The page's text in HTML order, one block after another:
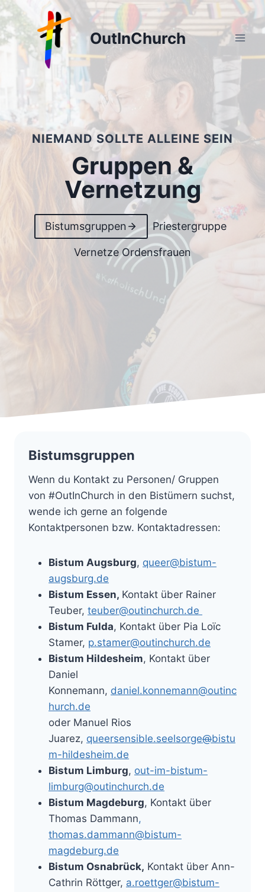
Zum
Inhalt
springen
OutInChurch
NIEMAND SOLLTE ALLEINE SEIN
Gruppen &
Vernetzung
Bistumsgruppen Priestergruppe
Vernetze Ordensfrauen
Bistumsgruppen
Wenn du Kontakt zu Personen/ Gruppen
von #OutInChurch in den Bistümern suchst,
wende ich gerne an folgende
Kontaktpersonen bzw. Kontaktadressen:
Bistum Augsburg, queer@bistum-
augsburg.de
Bistum Essen, Kontakt über Rainer
Teuber, teuber@outinchurch.de
Bistum Fulda, Kontakt über Pia Loïc
Stamer, p.stamer@outinchurch.de
Bistum Hildesheim, Kontakt über
Daniel
Konnemann, daniel.konnemann@outinc
hurch.de
oder Manuel Rios
Juarez, queersensible.seelsorge@bistu
m-hildesheim.de
Bistum Limburg, out-im-bistum-
limburg@outinchurch.de
Bistum Magdeburg, Kontakt über
Thomas Dammann,
thomas.dammann@bistum-
magdeburg.de
Bistum Osnabrück, Kontakt über Ann-
Cathrin Röttger, a.roettger@bistum-